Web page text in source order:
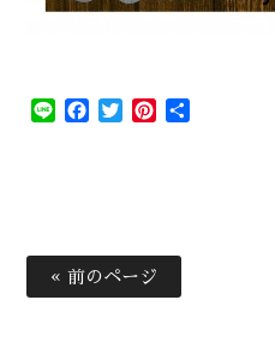
Line Facebook
TwitterPinterest
« 前のページ